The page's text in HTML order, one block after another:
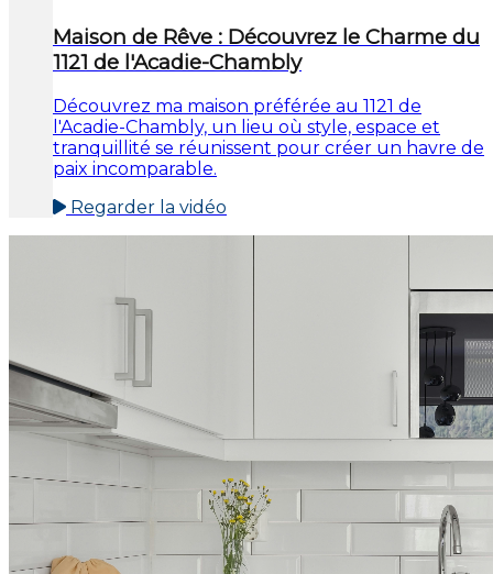
Maison de Rêve : Découvrez le Charme du
1121 de l'Acadie-Chambly
Découvrez ma maison préférée au 1121 de
l'Acadie-Chambly, un lieu où style, espace et
tranquillité se réunissent pour créer un havre de
paix incomparable.
Regarder la vidéo